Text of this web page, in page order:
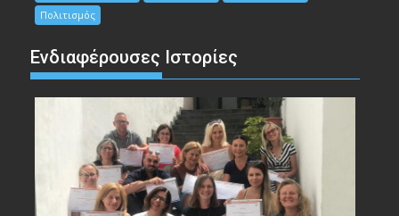
Πολιτισμός
Ενδιαφέρουσες Ιστορίες